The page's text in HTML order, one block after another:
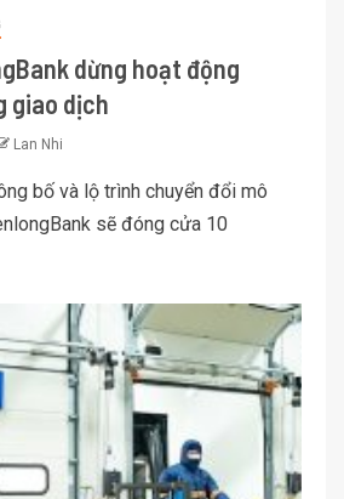
dừng hoạt động
giao dịch
Lan Nhi
bố và lộ trình chuyển đổi mô
sẽ đóng cửa 10